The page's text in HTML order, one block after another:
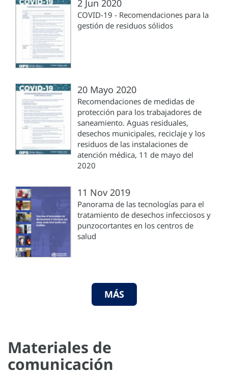
2 Jun 2020
COVID-19 - Recomendaciones para la
gestión de residuos sólidos
20 Mayo 2020
Recomendaciones de medidas de
protección para los trabajadores de
saneamiento. Aguas residuales,
desechos municipales, reciclaje y los
residuos de las instalaciones de
atención médica, 11 de mayo del
2020
11 Nov 2019
Panorama de las tecnologías para el
tratamiento de desechos infecciosos y
punzocortantes en los centros de
salud
MÁS
Materiales de
comunicación